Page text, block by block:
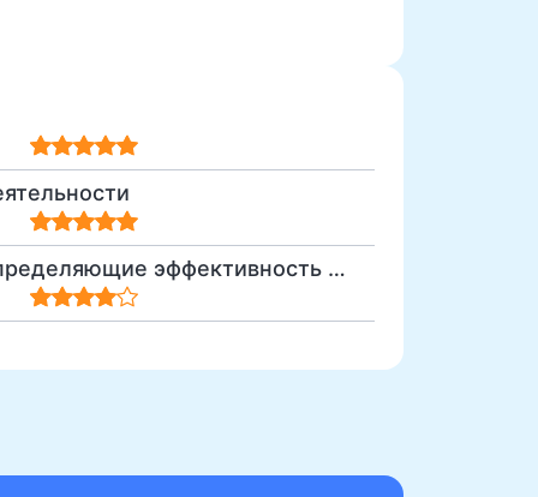
Личностные особенности специалиста, определяющие эффективность его профессиональной деятельности.